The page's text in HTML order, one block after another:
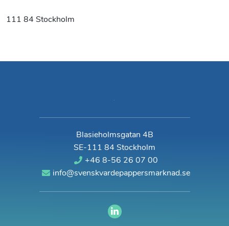
111 84 Stockholm
Blasieholmsgatan 4B
SE-111 84 Stockholm
+46 8-56 26 07 00
info@svenskvardepappersmarknad.se